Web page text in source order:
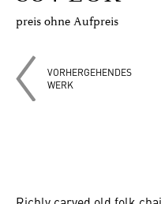
preis ohne Aufpreis
VORHERGEHENDES
WERK